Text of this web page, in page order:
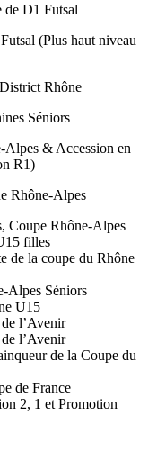
de D1 Futsal
(Plus haut niveau
Rhône
Séniors
Alpes & Accession en
R1)
Rhône-Alpes
Coupe Rhône-Alpes
filles
de la coupe du Rhône
Alpes Séniors
U15
l’Avenir
l’Avenir
de la Coupe du
de France
2, 1 et Promotion